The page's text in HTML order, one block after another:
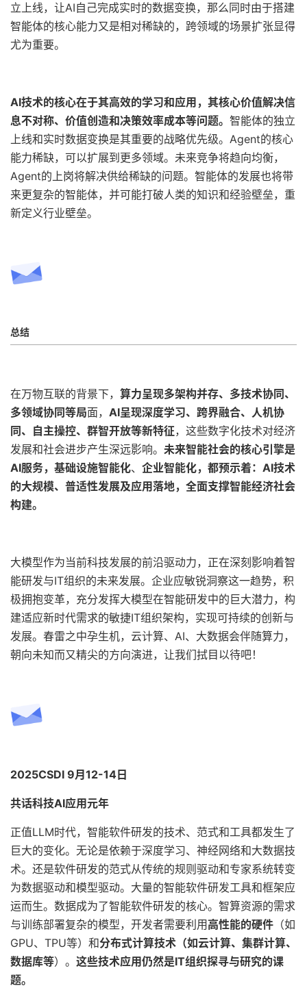
立上线，让AI自己完成实时的数据变换，那么同时由于搭建
智能体的核心能力又是相对稀缺的，跨领域的场景扩张显得
尤为重要。
AI技术的核心在于其高效的学习和应用，其核心价值解决信
息不对称、价值创造和决策效率成本等问题。 智能体的独立
上线和实时数据变换是其重要的战略优先级。Agent的核心
能力稀缺，可以扩展到更多领域。未来竞争将趋向均衡，
Agent的上岗将解决供给稀缺的问题。智能体的发展也将带
来更复杂的智能体，并可能打破人类的知识和经验壁垒，重
新定义行业壁垒。
总结
在万物互联的背景下， 算力呈现多架构并存、多技术协同、
多领域协同等局面， AI呈现深度学习、跨界融合、人机协
同、自主操控、群智开放等新特征，这些数字化技术对经济
发展和社会进步产生深远影响。 未来智能社会的核心引擎是
AI服务，基础设施智能化、 企业智能化，都预示着：AI技术
的大规模、普适性发展及应用落地，全面支撑智能经济社会
构建。
大模型作为当前科技发展的前沿驱动力，正在深刻影响着智
能研发与IT组织的未来发展。企业应敏锐洞察这一趋势，积
极拥抱变革，充分发挥大模型在智能研发中的巨大潜力，构
建适应新时代需求的敏捷IT组织架构，实现可持续的创新与
发展。春雷之中孕生机，云计算、AI、大数据会伴随算力，
朝向未知而又精尖的方向演进，让我们拭目以待吧！
2025CSDI 9月12-14日
共话科技AI应用元年
正值LLM时代，智能软件研发的技术、范式和工具都发生了
巨大的变化。无论是依赖于深度学习、神经网络和大数据技
术。还是软件研发的范式从传统的规则驱动和专家系统转变
为数据驱动和模型驱动。大量的智能软件研发工具和框架应
运而生。数据成为了智能软件研发的核心。智算资源的需求
与训练部署复杂的模型，开发者需要利用高性能的硬件 （如
GPU、TPU等）和分布式计算技术（如云计算、集群计算、
数据库等）。 这些技术应用仍然是IT组织探寻与研究的课
题。